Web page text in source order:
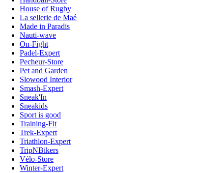
House of Rugby
La sellerie de Maé
Made in Paradis
Nauti-wave
On-Fight
Padel-Expert
Pecheur-Store
Pet and Garden
Slowood Interior
Smash-Expert
Sneak'In
Sneakids
Sport is good
Training-Fit
Trek-Expert
Triathlon-Expert
TripNBikers
Vélo-Store
Winter-Expert